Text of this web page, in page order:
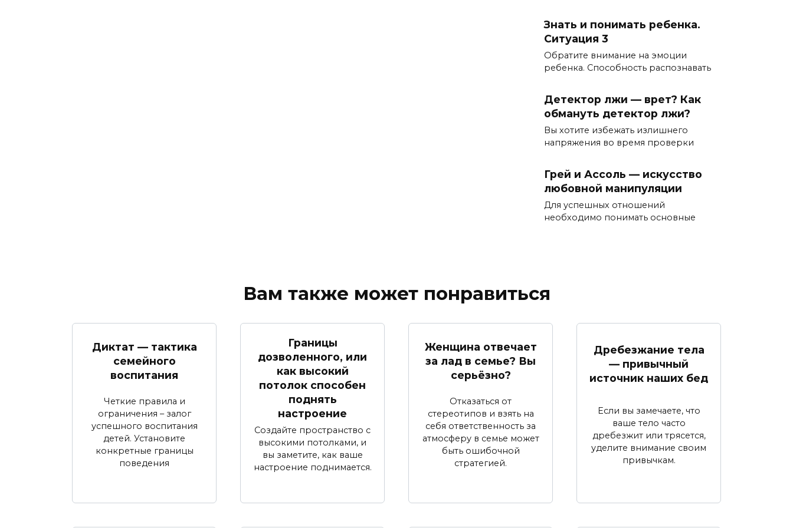
Знать и понимать ребенка.
Ситуация 3
Обратите внимание на эмоции
ребенка. Способность распознавать
Детектор лжи — врет? Как
обмануть детектор лжи?
Вы хотите избежать излишнего
напряжения во время проверки
Грей и Ассоль — искусство
любовной манипуляции
Для успешных отношений
необходимо понимать основные
Вам также может понравиться
Диктат — тактика
семейного
воспитания
Четкие правила и
ограничения – залог
успешного воспитания
детей. Установите
конкретные границы
поведения
Границы
дозволенного, или
как высокий
потолок способен
поднять
настроение
Создайте пространство с
высокими потолками, и
вы заметите, как ваше
настроение поднимается.
Женщина отвечает
за лад в семье? Вы
серьёзно?
Отказаться от
стереотипов и взять на
себя ответственность за
атмосферу в семье может
быть ошибочной
стратегией.
Дребезжание тела
— привычный
источник наших бед
Если вы замечаете, что
ваше тело часто
дребезжит или трясется,
уделите внимание своим
привычкам.